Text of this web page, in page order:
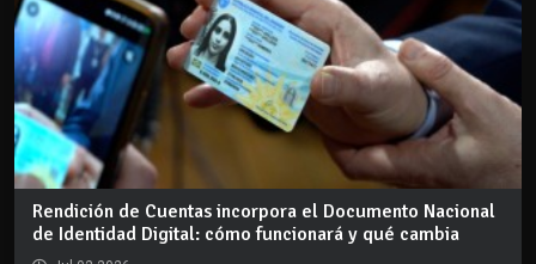
Rendición de Cuentas incorpora el Documento Nacional
de Identidad Digital: cómo funcionará y qué cambia